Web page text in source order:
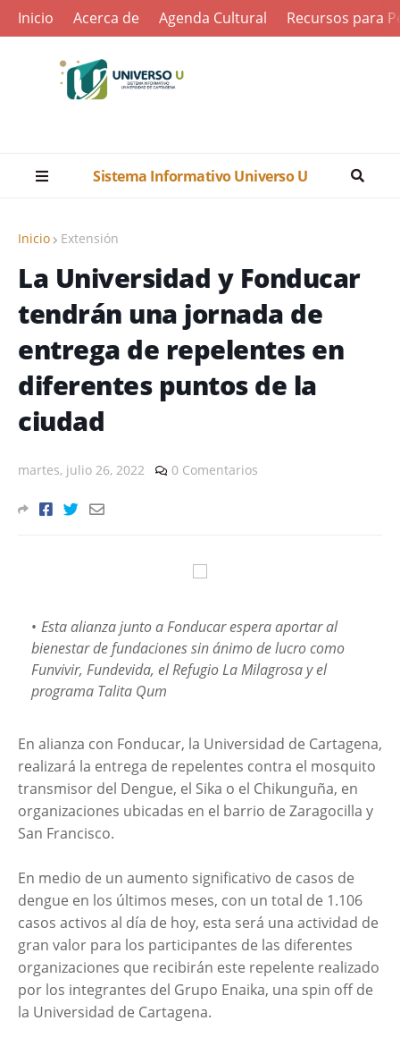
Inicio Acerca de Agenda Cultural Recursos para
Sistema Informativo Universo U
Inicio Extensión
La Universidad y Fonducar
tendrán una jornada de
entrega de repelentes en
diferentes puntos de la
ciudad
martes, julio 26, 2022 0 Comentarios
Esta alianza junto a Fonducar espera aportar al
bienestar de fundaciones sin ánimo de lucro como
Funvivir, Fundevida, el Refugio La Milagrosa y el
programa Talita Qum
En alianza con Fonducar, la Universidad de Cartagena,
realizará la entrega de repelentes contra el mosquito
transmisor del Dengue, el Sika o el Chikunguña, en
organizaciones ubicadas en el barrio de Zaragocilla y
San Francisco.
En medio de un aumento significativo de casos de
dengue en los últimos meses, con un total de 1.106
casos activos al día de hoy, esta será una actividad de
gran valor para los participantes de las diferentes
organizaciones que recibirán este repelente realizado
por los integrantes del Grupo Enaika, una spin off de
la Universidad de Cartagena.